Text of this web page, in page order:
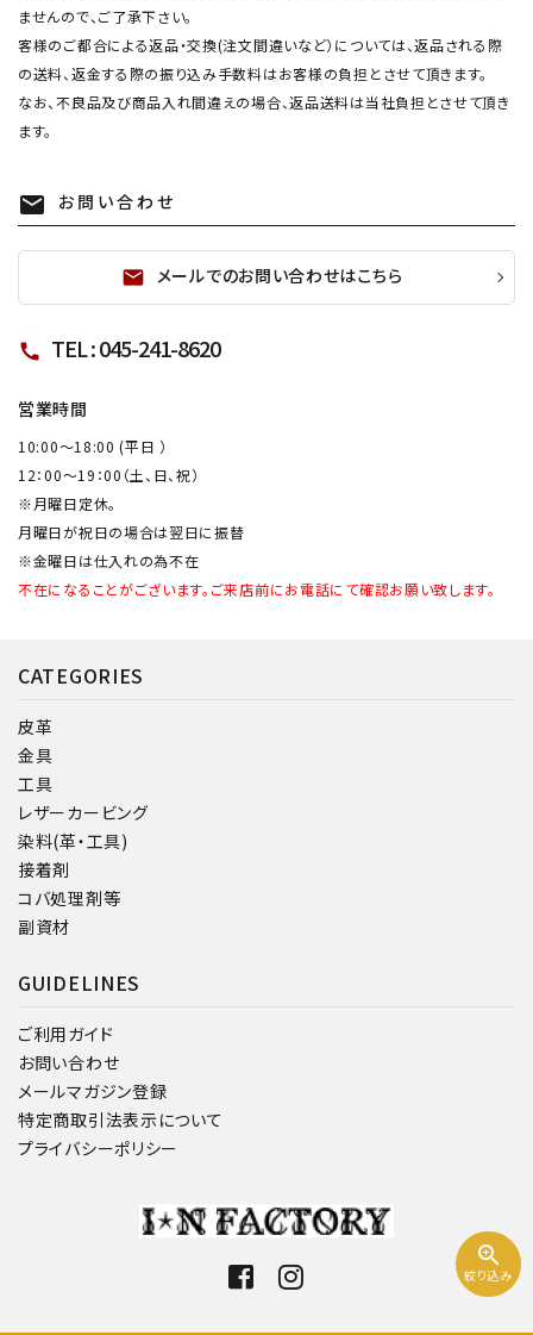
zoom_in
絞り込み
ませんので、ご了承下さい。
客様のご都合による返品・交換(注文間違いなど）については、返品される際
の送料、返金する際の振り込み手数料はお客様の負担とさせて頂きます。
なお、不良品及び商品入れ間違えの場合、返品送料は当社負担とさせて頂き
ます。
mail お問い合わせ
mail メールでのお問い合わせはこちら
call TEL : 045-241-8620
営業時間
10:00～18:00 (平日 ）
12：00～19：00（土、日、祝）
※月曜日定休。
月曜日が祝日の場合は翌日に振替
※金曜日は仕入れの為不在
不在になることがございます。ご来店前にお電話にて確認お願い致します。
CATEGORIES
皮革
金具
工具
レザーカービング
染料(革・工具)
接着剤
コバ処理剤等
副資材
GUIDELINES
ご利用ガイド
お問い合わせ
メールマガジン登録
特定商取引法表示について
プライバシーポリシー